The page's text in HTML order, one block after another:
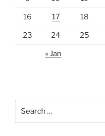
16 17 18
23 24 25
« Jan